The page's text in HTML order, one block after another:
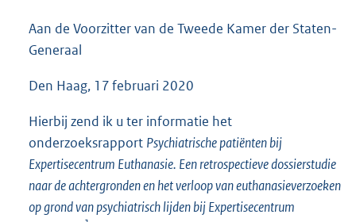
b
Aan de Voorzitter van de Tweede Kamer der Staten-
Generaal
Den Haag, 17 februari 2020
Hierbij zend ik u ter informatie het
onderzoeksrapport Psychiatrische patiënten bij
Expertisecentrum Euthanasie. Een retrospectieve dossierstudie
naar de achtergronden en het verloop van euthanasieverzoeken
op grond van psychiatrisch lijden bij Expertisecentrum